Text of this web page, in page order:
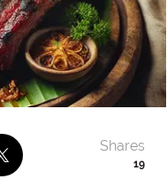
19
Shares